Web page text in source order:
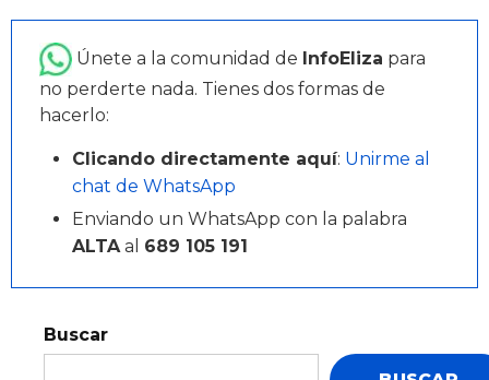
Únete a la comunidad de InfoEliza para
no perderte nada. Tienes dos formas de
hacerlo:
Clicando directamente aquí: Unirme al
chat de WhatsApp
Enviando un WhatsApp con la palabra
ALTA al 689 105 191
Buscar